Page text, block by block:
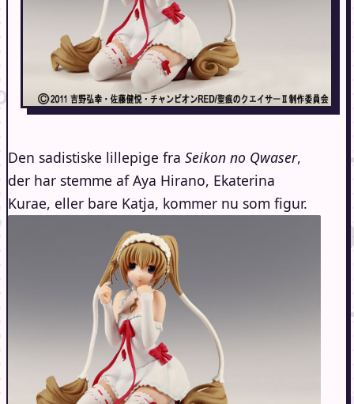
Den sadistiske lillepige fra Seikon no Qwaser,
der har stemme af Aya Hirano, Ekaterina
Kurae, eller bare Katja, kommer nu som figur.